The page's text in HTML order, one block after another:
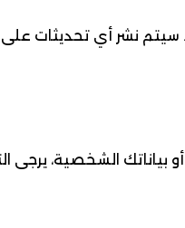
نشر أي تحديثات
الشخصية، يرجى